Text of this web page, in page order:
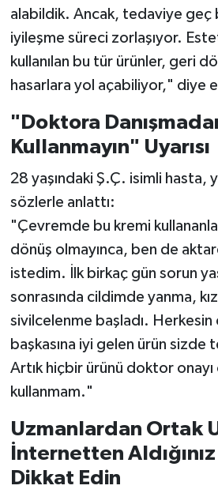
alabildik. Ancak, tedaviye geç
iyileşme süreci zorlaşıyor.
kullanılan bu tür ürünler, geri
hasarlara yol açabiliyor," diye
"Doktora
Kullanmayın" Uyarısı
28 yaşındaki Ş.Ç. isimli hasta,
sözlerle anlattı:
"Çevremde bu kremi
dönüş olmayınca, ben de
istedim. İlk birkaç gün sorun
sonrasında cildimde yanma,
sivilcelenme başladı. Herkesin
başkasına iyi gelen ürün sizde
Artık hiçbir ürünü doktor onayı
kullanmam."
Uzmanlardan Ortak
İnternetten
Dikkat Edin